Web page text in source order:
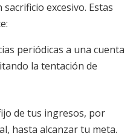
excesivo. Estas
periódicas a una cuenta
la tentación de
de tus ingresos, por
hasta alcanzar tu meta.